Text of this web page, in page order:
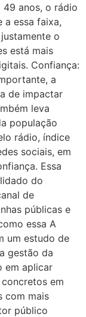
anos, o rádio
a essa faixa,
o
está mais
Confiança:
a
de impactar
leva
população
rádio, índice
sociais, em
Essa
do
de
públicas e
essa A
um estudo de
gestão da
em aplicar
em
com mais
público